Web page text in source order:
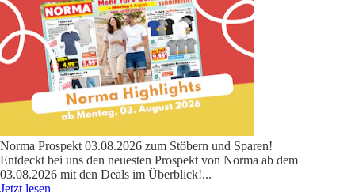
Norma Prospekt 03.08.2026 zum Stöbern und Sparen!
Entdeckt bei uns den neuesten Prospekt von Norma ab dem
03.08.2026 mit den Deals im Überblick!...
Jetzt lesen